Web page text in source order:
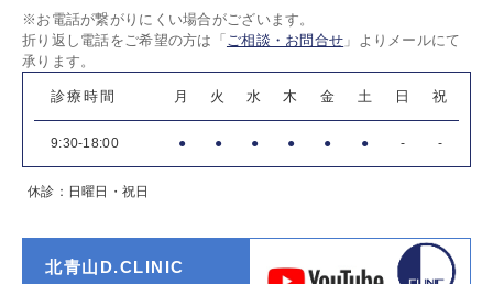
※お電話が繋がりにくい場合がございます。
折り返し電話をご希望の方は「 ご相談・お問合せ 」よりメールにて
承ります。
診療時間 月 火 水 木 金 土 日 祝
9:30-18:00 ● ● ● ● ● ● - -
休診：日曜日・祝日
北青山D.CLINIC